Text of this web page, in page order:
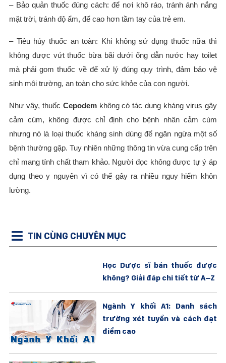
– Bảo quản thuốc đúng cách: để nơi khô ráo, tránh ánh nắng
mặt trời, tránh độ ẩm, để cao hơn tầm tay của trẻ em.
– Tiêu hủy thuốc an toàn: Khi không sử dụng thuốc nữa thì
không được vứt thuốc bừa bãi dưới ống dẫn nước hay toilet
mà phải gom thuốc về để xử lý đúng quy trình, đảm bảo vệ
sinh môi trường, an toàn cho sức khỏe của con người.
Như vậy, thuốc Cepodemkhông có tác dụng kháng virus gây
cảm cúm, không được chỉ định cho bệnh nhân cảm cúm
nhưng nó là loại thuốc kháng sinh dùng để ngăn ngừa một số
bệnh thường gặp. Tuy nhiên những thông tin vừa cung cấp trên
chỉ mang tính chất tham khảo. Người đọc không được tự ý áp
dụng theo y nguyên vì có thể gây ra nhiều nguy hiểm khôn
lường.
TIN CÙNG CHUYÊN MỤC
Học Dược sĩ bán thuốc được
không? Giải đáp chi tiết từ A–Z
Ngành Y khối A1: Danh sách
trường xét tuyển và cách đạt
điểm cao